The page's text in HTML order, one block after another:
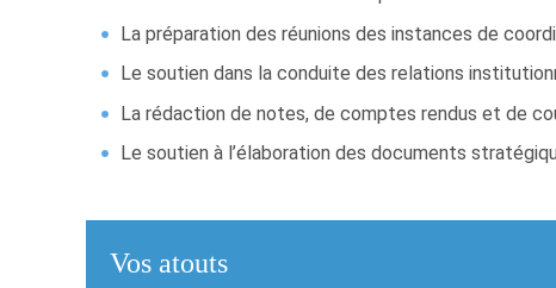
La préparation des réunions des instances de
Le soutien dans la conduite des relations
La rédaction de notes, de comptes rendus et de
Le soutien à l’élaboration des documents
Vos atouts